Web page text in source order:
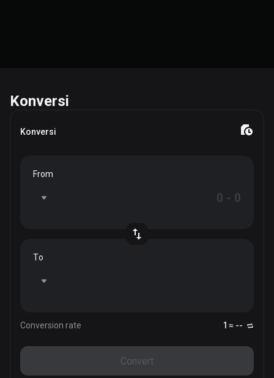
Konversi
Konversi
From
To
Conversion rate 1 ≈ --
Convert